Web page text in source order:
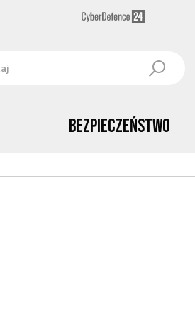
Bezpieczeństwo